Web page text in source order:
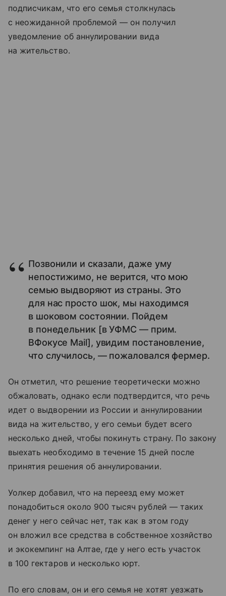
подписчикам, что его семья столкнулась
с неожиданной проблемой — он получил
уведомление об аннулировании вида
на жительство.
Позвонили и сказали, даже уму
непостижимо, не верится, что мою
семью выдворяют из страны. Это
для нас просто шок, мы находимся
в шоковом состоянии. Пойдем
в понедельник [в УФМС — прим.
ВФокусе Mail], увидим постановление,
что случилось, — пожаловался фермер.
Он отметил, что решение теоретически можно
обжаловать, однако если подтвердится, что речь
идет о выдворении из России и аннулировании
вида на жительство, у его семьи будет всего
несколько дней, чтобы покинуть страну. По закону
выехать необходимо в течение 15 дней после
принятия решения об аннулировании.
Уолкер добавил, что на переезд ему может
понадобиться около 900 тысяч рублей — таких
денег у него сейчас нет, так как в этом году
он вложил все средства в собственное хозяйство
и экокемпинг на Алтае, где у него есть участок
в 100 гектаров и несколько юрт.
По его словам, он и его семья не хотят уезжать